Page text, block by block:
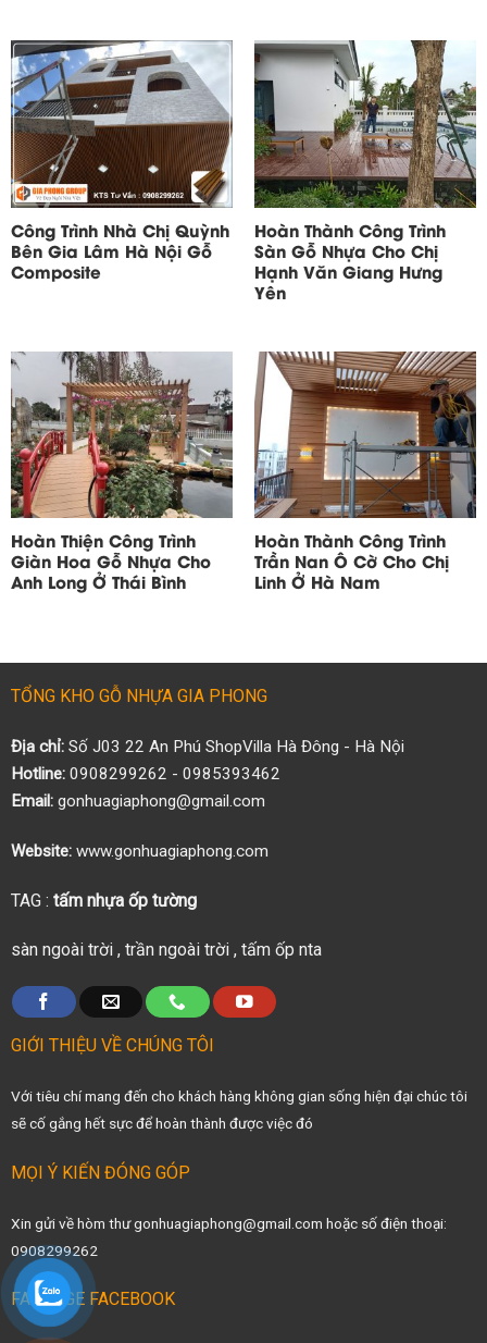
Công Trình Nhà Chị Quỳnh
Bên Gia Lâm Hà Nội Gỗ
Composite
Hoàn Thành Công Trình
Sàn Gỗ Nhựa Cho Chị
Hạnh Văn Giang Hưng
Yên
Hoàn Thiện Công Trình
Giàn Hoa Gỗ Nhựa Cho
Anh Long Ở Thái Bình
Hoàn Thành Công Trình
Trần Nan Ô Cờ Cho Chị
Linh Ở Hà Nam
TỔNG KHO GỖ NHỰA GIA PHONG
Địa chỉ:Số J03 22 An Phú ShopVilla Hà Đông - Hà Nội
Hotline:0908299262 - 0985393462
Email:gonhuagiaphong@gmail.com
Website:www.gonhuagiaphong.com
TAG : tấm nhựa ốp tường
sàn ngoài trời, trần ngoài trời, tấm ốp nta
GIỚI THIỆU VỀ CHÚNG TÔI
Với tiêu chí mang đến cho khách hàng không gian sống hiện đại chúc tôi
sẽ cố gắng hết sực để hoàn thành được việc đó
MỌI Ý KIẾN ĐÓNG GÓP
Xin gửi về hòm thư gonhuagiaphong@gmail.com hoặc số điện thoại:
0908299262
FANPAGE FACEBOOK